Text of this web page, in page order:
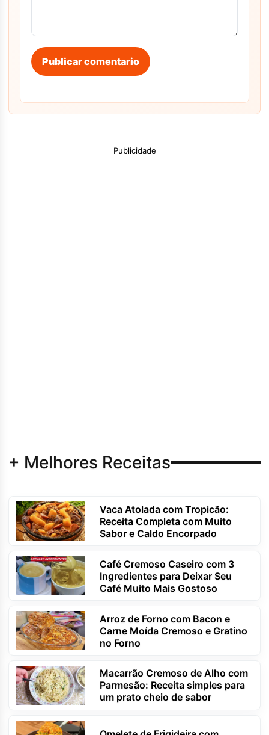
Publicar comentario
Publicidade
+ Melhores Receitas
Vaca Atolada com Tropicão:
Receita Completa com Muito
Sabor e Caldo Encorpado
Café Cremoso Caseiro com 3
Ingredientes para Deixar Seu
Café Muito Mais Gostoso
Arroz de Forno com Bacon e
Carne Moída Cremoso e Gratino
no Forno
Macarrão Cremoso de Alho com
Parmesão: Receita simples para
um prato cheio de sabor